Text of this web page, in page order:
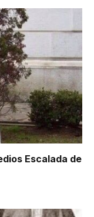
Escalada de